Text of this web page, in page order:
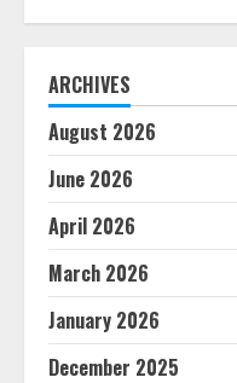
ARCHIVES
August 2026
June 2026
April 2026
March 2026
January 2026
December 2025